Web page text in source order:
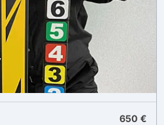
650 €